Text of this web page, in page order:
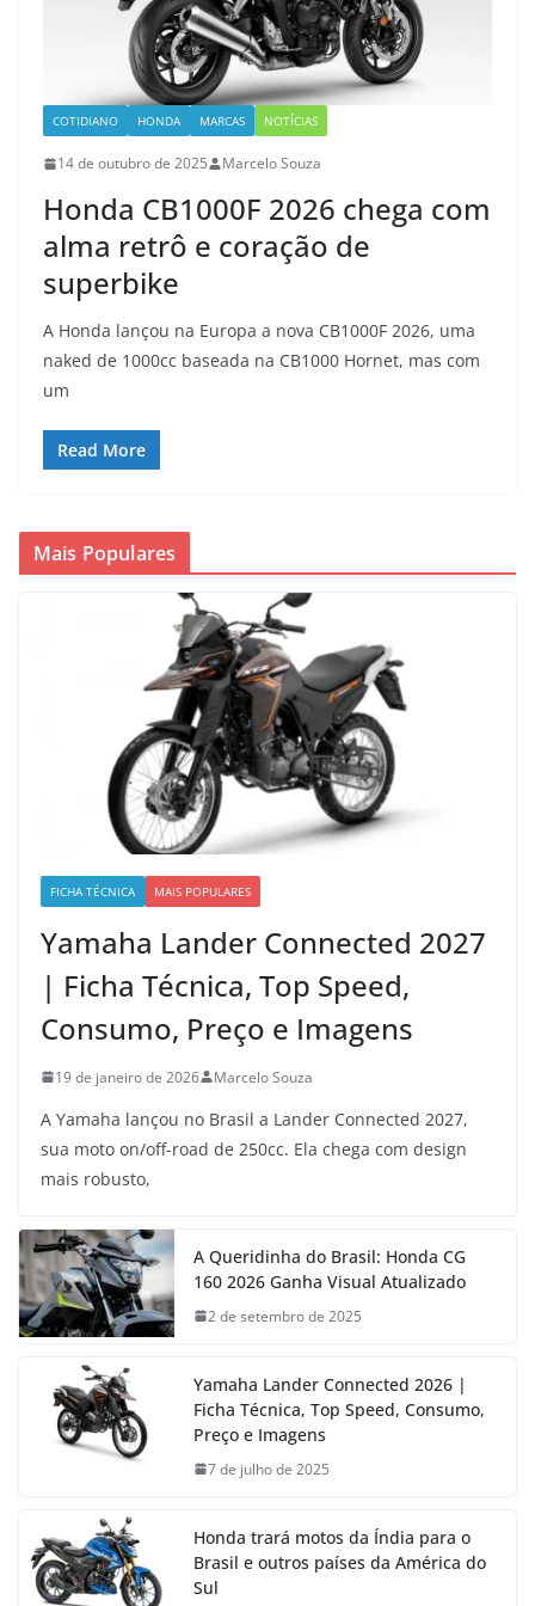
COTIDIANO HONDA MARCAS NOTÍCIAS
14 de outubro de 2025 Marcelo Souza
Honda CB1000F 2026 chega com
alma retrô e coração de
superbike
A Honda lançou na Europa a nova CB1000F 2026, uma
naked de 1000cc baseada na CB1000 Hornet, mas com
um
Read More
Mais Populares
FICHA TÉCNICA MAIS POPULARES
Yamaha Lander Connected 2027
| Ficha Técnica, Top Speed,
Consumo, Preço e Imagens
19 de janeiro de 2026 Marcelo Souza
A Yamaha lançou no Brasil a Lander Connected 2027,
sua moto on/off-road de 250cc. Ela chega com design
mais robusto,
A Queridinha do Brasil: Honda CG
160 2026 Ganha Visual Atualizado
2 de setembro de 2025
Yamaha Lander Connected 2026 |
Ficha Técnica, Top Speed, Consumo,
Preço e Imagens
7 de julho de 2025
Honda trará motos da Índia para o
Brasil e outros países da América do
Sul